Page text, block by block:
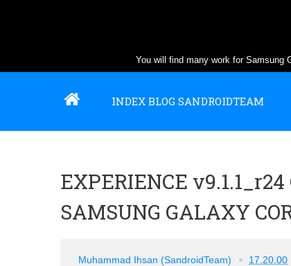
You will find many work for Samsung
INDEX BLOG SANDROIDTEAM
EXPERIENCE
SAMSUNG GALAXY
Muhammad Ihsan (SandroidTeam) 17.20.00